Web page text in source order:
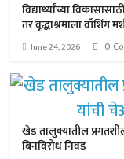
विद्यार्थ्यांच्या
तर वृद्धाश्रमाला वॉशिंग
June 24, 2026 0
खेड तालुक्यातील
बिनविरोध निवड